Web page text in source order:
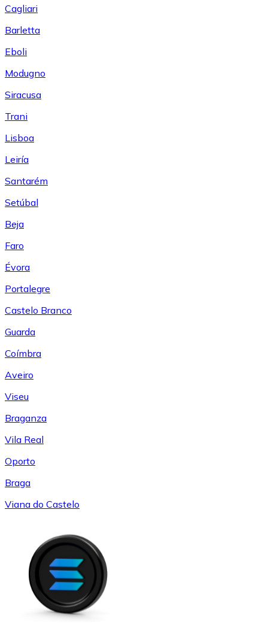
Cagliari
Barletta
Eboli
Modugno
Siracusa
Trani
Lisboa
Leiría
Santarém
Setúbal
Beja
Faro
Évora
Portalegre
Castelo Branco
Guarda
Coímbra
Aveiro
Viseu
Braganza
Vila Real
Oporto
Braga
Viana do Castelo